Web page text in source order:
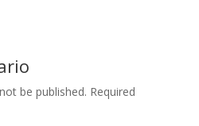
be published. Required